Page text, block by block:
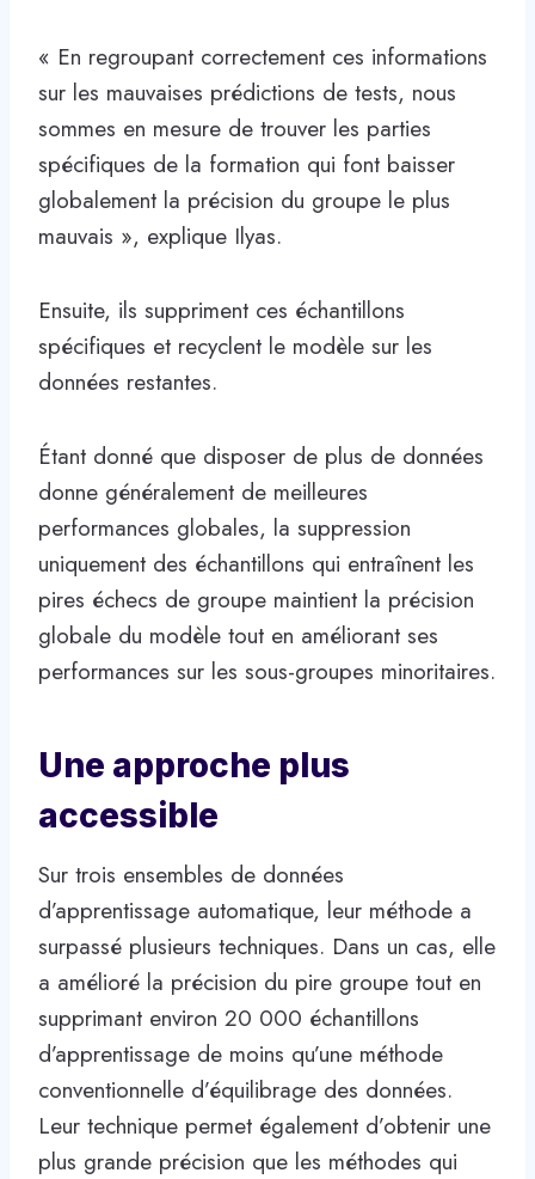
« En regroupant correctement ces informations
sur les mauvaises prédictions de tests, nous
sommes en mesure de trouver les parties
spécifiques de la formation qui font baisser
globalement la précision du groupe le plus
mauvais », explique Ilyas.
Ensuite, ils suppriment ces échantillons
spécifiques et recyclent le modèle sur les
données restantes.
Étant donné que disposer de plus de données
donne généralement de meilleures
performances globales, la suppression
uniquement des échantillons qui entraînent les
pires échecs de groupe maintient la précision
globale du modèle tout en améliorant ses
performances sur les sous-groupes minoritaires.
Une approche plus
accessible
Sur trois ensembles de données
d’apprentissage automatique, leur méthode a
surpassé plusieurs techniques. Dans un cas, elle
a amélioré la précision du pire groupe tout en
supprimant environ 20 000 échantillons
d’apprentissage de moins qu’une méthode
conventionnelle d’équilibrage des données.
Leur technique permet également d’obtenir une
plus grande précision que les méthodes qui